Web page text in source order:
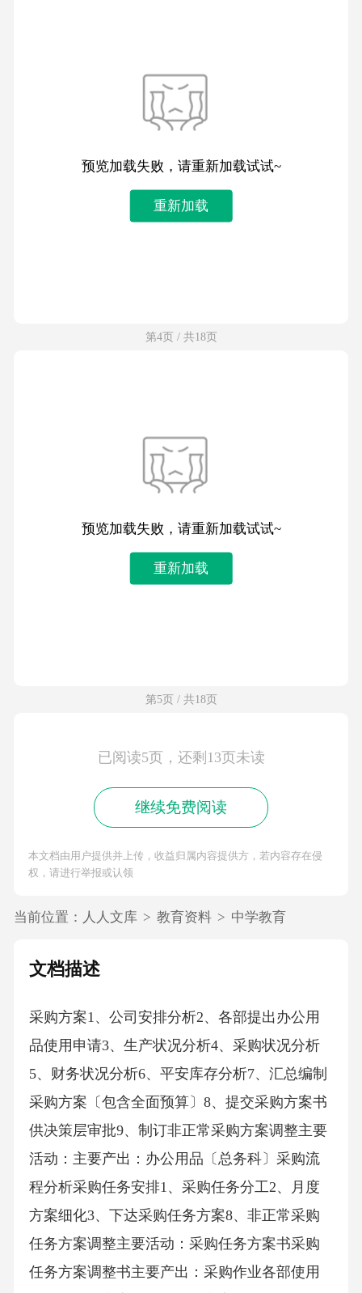
预览加载失败，请重新加载试试~
重新加载
第4页 / 共18页
预览加载失败，请重新加载试试~
重新加载
第5页 / 共18页
已阅读5页，还剩13页未读
继续免费阅读
本文档由用户提供并上传，收益归属内容提供方，若内容存在侵
权，请进行举报或认领
当前位置： 人人文库 > 教育资料 > 中学教育
文档描述
采购方案1、公司安排分析2、各部提出办公用
品使用申请3、生产状况分析4、采购状况分析
5、财务状况分析6、平安库存分析7、汇总编制
采购方案〔包含全面预算〕8、提交采购方案书
供决策层审批9、制订非正常采购方案调整主要
活动：主要产出：办公用品〔总务科〕采购流
程分析采购任务安排1、采购任务分工2、月度
方案细化3、下达采购任务方案8、非正常采购
任务方案调整主要活动：采购任务方案书采购
任务方案调整书主要产出：采购作业各部使用